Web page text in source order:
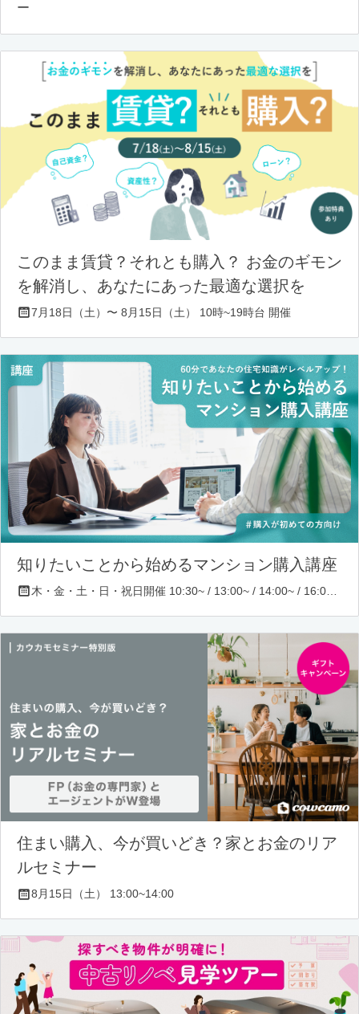
ー
このまま賃貸？それとも購入？ お金のギモン
を解消し、あなたにあった最適な選択を
7月18日（土）〜 8月15日（土） 10時~19時台 開催
知りたいことから始めるマンション購入講座
住まい購入、今が買いどき？家とお金のリア
ルセミナー
8月15日（土） 13:00~14:00